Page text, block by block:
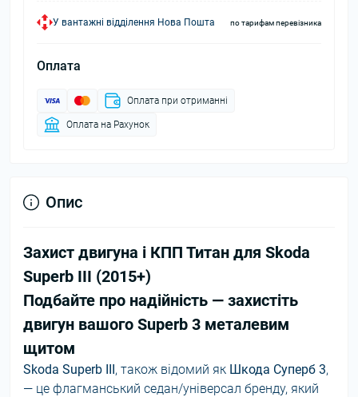
У вантажні відділення Нова Пошта по тарифам перевізника
Оплата
Оплата при отриманні
Оплата на Рахунок
Опис
Захист двигуна і КПП Титан для Skoda
Superb III (2015+)
Подбайте про надійність — захистіть
двигун вашого Superb 3 металевим
щитом
Skoda Superb III, також відомий як Шкода Суперб 3,
— це флагманський седан/універсал бренду, який